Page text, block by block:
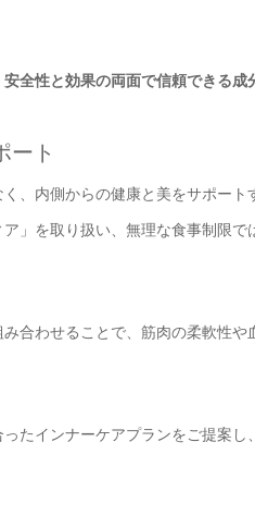
全性と効果の両面で信頼できる成
ート
、内側からの健康と美をサポー
」を取り扱い、無理な食事制限
合わせることで、筋肉の柔軟性
たインナーケアプランをご提案